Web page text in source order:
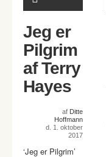
Jeg er
Pilgrim
af Terry
Hayes
af Ditte
Hoffmann
d. 1. oktober
2017
‘Jeg er Pilgrim’